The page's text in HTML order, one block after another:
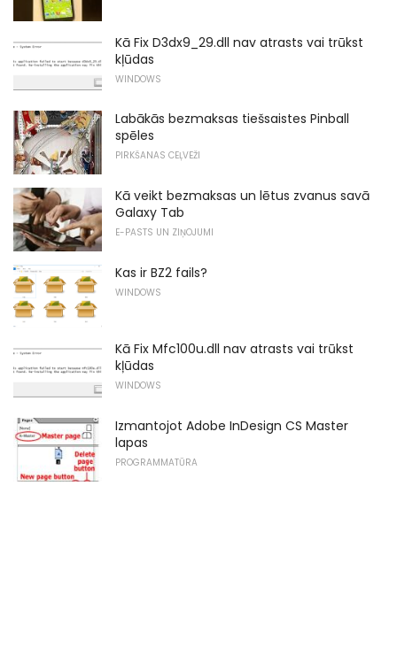
Kā Fix D3dx9_29.dll nav atrasts vai trūkst
kļūdas
WINDOWS
Labākās bezmaksas tiešsaistes Pinball
spēles
PIRKŠANAS CEĻVEŽI
Kā veikt bezmaksas un lētus zvanus savā
Galaxy Tab
E-PASTS UN ZIŅOJUMI
Kas ir BZ2 fails?
WINDOWS
Kā Fix Mfc100u.dll nav atrasts vai trūkst
kļūdas
WINDOWS
Izmantojot Adobe InDesign CS Master
lapas
PROGRAMMATŪRA